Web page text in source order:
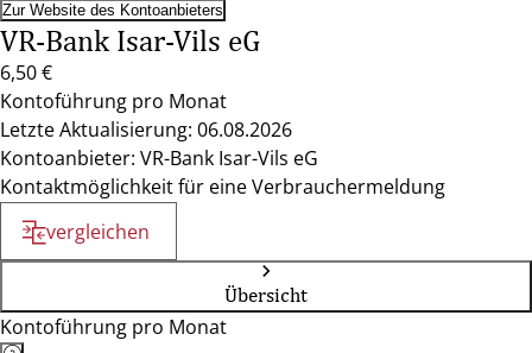
Zur Website des Kontoanbieters
VR-Bank Isar-Vils eG
6,50 €
Kontoführung pro Monat
Letzte Aktualisierung: 06.08.2026
Kontoanbieter: VR-Bank Isar-Vils eG
Kontaktmöglichkeit für eine Verbrauchermeldung
vergleichen
Übersicht
Kontoführung pro Monat